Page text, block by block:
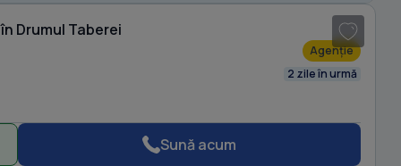
Drumul Taberei
Agenție
2 zile în urmă
Sună acum